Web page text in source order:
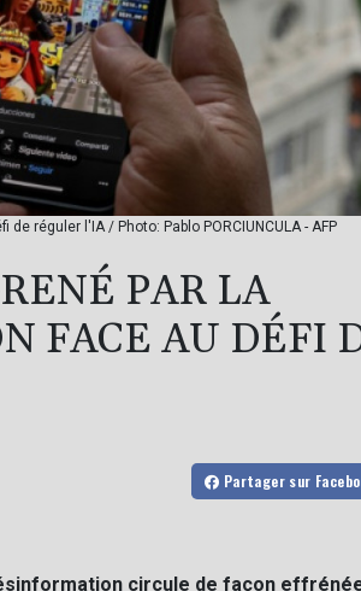
réguler l'IA / Photo: Pablo PORCIUNCULA - AFP
PAR LA
FACE AU DÉFI
Partager sur
circule de façon